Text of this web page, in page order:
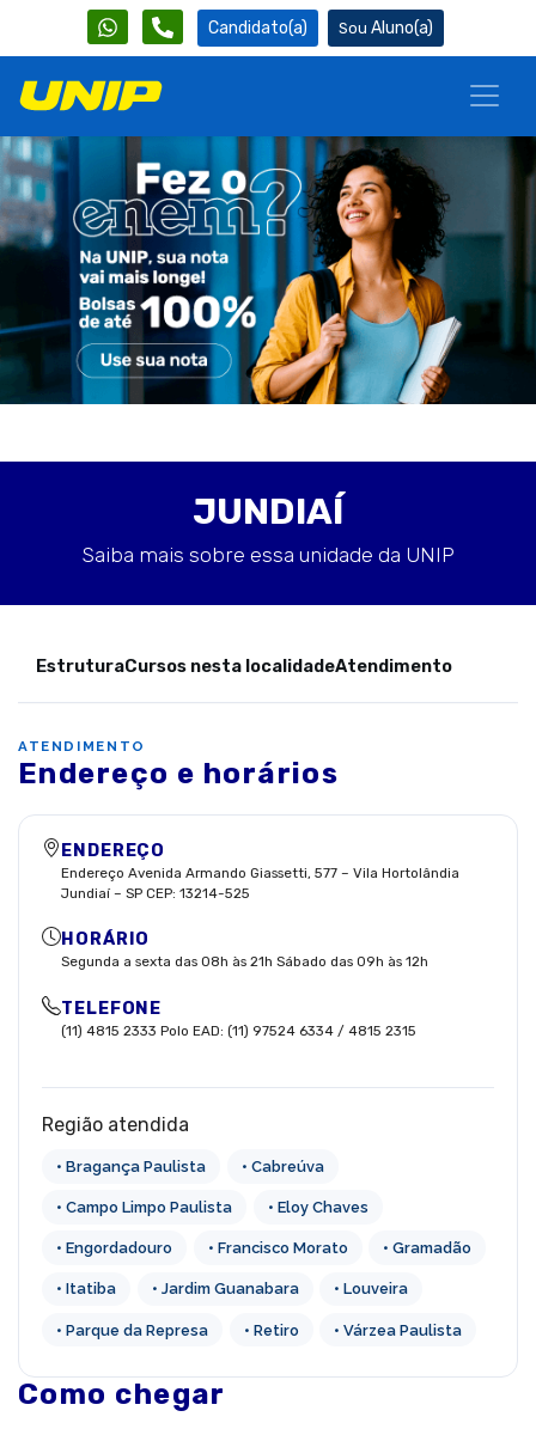
Candidato(a) Aluno(a)
JUNDIAÍ
Saiba mais sobre essa unidade da UNIP
EstruturaCursos nesta localidadeAtendimento
ATENDIMENTO
Endereço e horários
ENDEREÇO
Endereço Avenida Armando Giassetti, 577 – Vila Hortolândia
Jundiaí – SP CEP: 13214-525
HORÁRIO
Segunda a sexta das 08h às 21h Sábado das 09h às 12h
TELEFONE
(11) 4815 2333 Polo EAD: (11) 97524 6334 / 4815 2315
Região atendida
• Bragança Paulista • Cabreúva
• Campo Limpo Paulista • Eloy Chaves
• Engordadouro • Francisco Morato • Gramadão
• Itatiba • Jardim Guanabara • Louveira
• Parque da Represa • Retiro • Várzea Paulista
Como chegar